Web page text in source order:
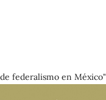
federalismo en México"